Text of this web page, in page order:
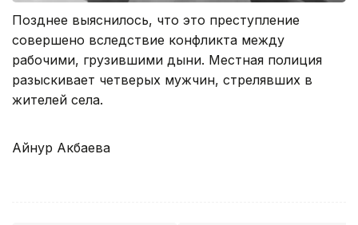
Позднее выяснилось, что это преступление
совершено вследствие конфликта между
рабочими, грузившими дыни. Местная полиция
разыскивает четверых мужчин, стрелявших в
жителей села.
Айнур Акбаева